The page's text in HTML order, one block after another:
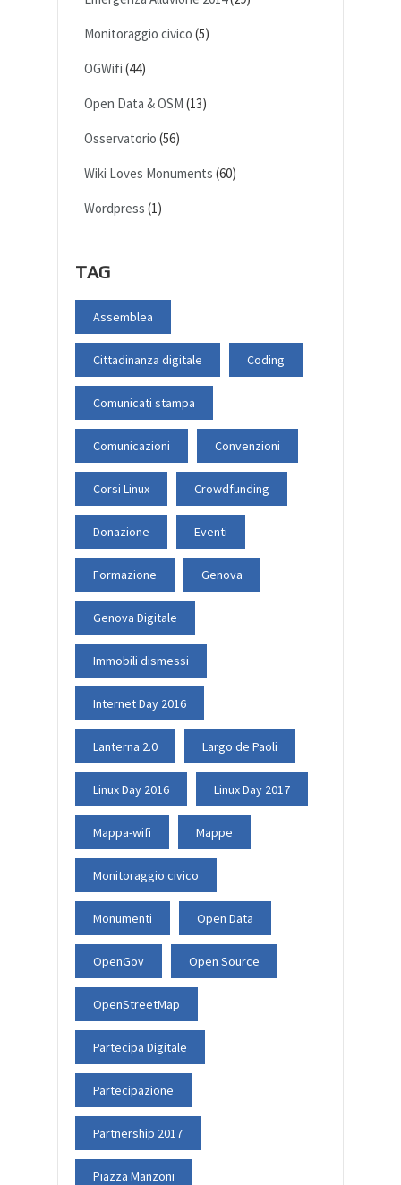
Monitoraggio civico (5)
OGWifi (44)
Open Data & OSM (13)
Osservatorio (56)
Wiki Loves Monuments (60)
Wordpress (1)
TAG
Assemblea
Cittadinanza digitale Coding
Comunicati stampa
Comunicazioni Convenzioni
Corsi Linux Crowdfunding
Donazione Eventi
Formazione Genova
Genova Digitale
Immobili dismessi
Internet Day 2016
Lanterna 2.0 Largo de Paoli
Linux Day 2016 Linux Day 2017
Mappa-wifi Mappe
Monitoraggio civico
Monumenti Open Data
OpenGov Open Source
OpenStreetMap
Partecipa Digitale
Partecipazione
Partnership 2017
Piazza Manzoni